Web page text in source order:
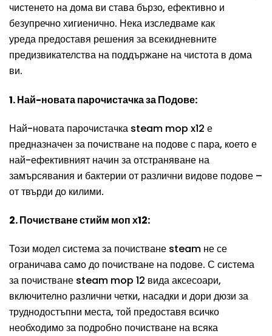
чистенето на дома ви става бързо, ефективно и
безупречно хигиенично. Нека изследваме как
уреда предоставя решения за всекидневните
предизвикателства на поддържане на чистота в дома
ви.
1. Най-новата парочистачка за Подове:
Най-новата парочистачка steam mop x12 е
предназначен за почистване на подове с пара, което е
най-ефективният начин за отстраняване на
замърсявания и бактерии от различни видове подове –
от твърди до килими.
2. Почистване стийм моп х12:
Този модел система за почистване steam не се
ограничава само до почистване на подове. С система
за почистване steam mop 12 вида аксесоари,
включително различни четки, насадки и дори дюзи за
труднодостъпни места, той предоставя всичко
необходимо за подробно почистване на всяка